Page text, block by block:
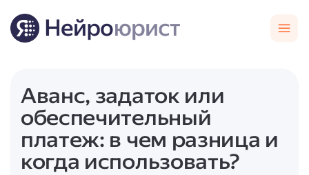
Аванс, задаток или
обеспечительный
платеж: в чем разница и
когда использовать?